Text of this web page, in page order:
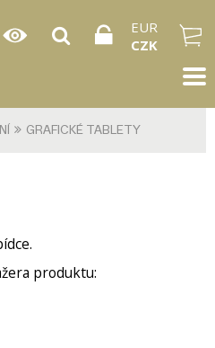
EUR
CZK
GRAFICKÉ TABLETY
produktu: